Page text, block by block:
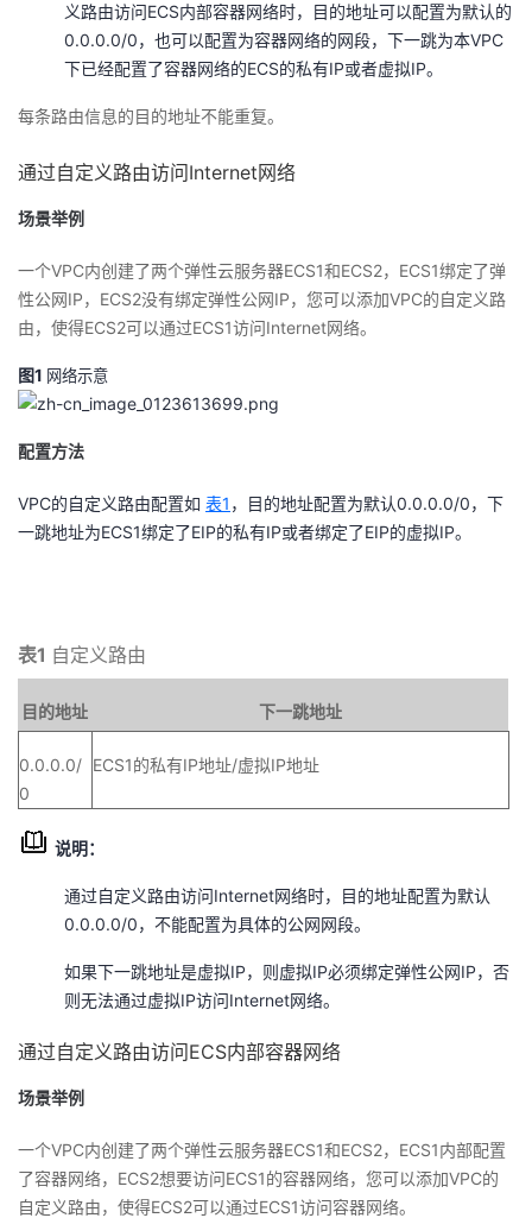
注
学
堂
课
的
证
我
实
验
的
收
藏
的
我
的
持
术
持
云
建
议
义路由访问ECS内部容器网络时，目的地址可以配置为默认的
0.0.0.0/0，也可以配置为容器网络的网段，下一跳为本VPC
下已经配置了容器网络的ECS的私有IP或者虚拟IP。
每条路由信息的目的地址不能重复。
通过自定义路由访问Internet网络
场景举例
一个VPC内创建了两个弹性云服务器ECS1和ECS2，ECS1绑定了弹
性公网IP，ECS2没有绑定弹性公网IP，您可以添加VPC的自定义路
由，使得ECS2可以通过ECS1访问Internet网络。
图1 网络示意
配置方法
VPC的自定义路由配置如 表1 ，目的地址配置为默认0.0.0.0/0，下
一跳地址为ECS1绑定了EIP的私有IP或者绑定了EIP的虚拟IP。
表1 自定义路由
目的地址 下一跳地址
0.0.0.0/
0
ECS1的私有IP地址/虚拟IP地址
说明：
通过自定义路由访问Internet网络时，目的地址配置为默认
0.0.0.0/0，不能配置为具体的公网网段。
如果下一跳地址是虚拟IP，则虚拟IP必须绑定弹性公网IP，否
则无法通过虚拟IP访问Internet网络。
通过自定义路由访问ECS内部容器网络
场景举例
一个VPC内创建了两个弹性云服务器ECS1和ECS2，ECS1内部配置
了容器网络，ECS2想要访问ECS1的容器网络，您可以添加VPC的
自定义路由，使得ECS2可以通过ECS1访问容器网络。